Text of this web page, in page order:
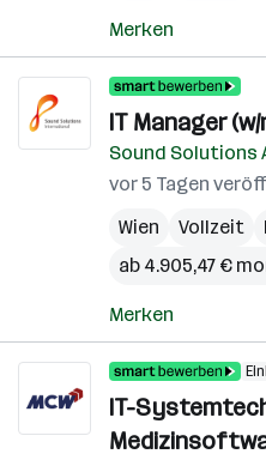
Merken
IT Manager (w/
Sound Solutions
vor 5 Tagen
Wien
Vollzeit
ab 4.905,47 €
Merken
IT-